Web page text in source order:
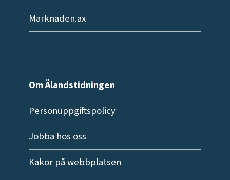
Marknaden.ax
Om Ålandstidningen
Personuppgiftspolicy
Jobba hos oss
Kakor på webbplatsen